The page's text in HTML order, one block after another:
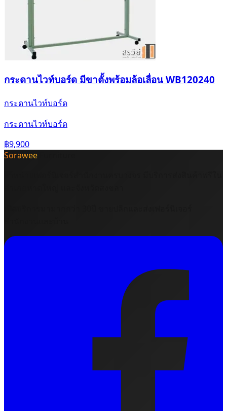
กระดานไวท์บอร์ด มีขาตั้งพร้อมล้อเลื่อน WB120240
กระดานไวท์บอร์ด
กระดานไวท์บอร์ด
฿9,900
Sorawee